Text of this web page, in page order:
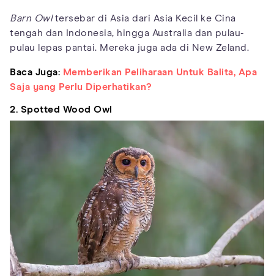
Barn Owltersebar di Asia dari Asia Kecil ke Cina
tengah dan Indonesia, hingga Australia dan pulau-
pulau lepas pantai. Mereka juga ada di New Zeland.
Baca Juga: Memberikan Peliharaan Untuk Balita, Apa
Saja yang Perlu Diperhatikan?
2. Spotted Wood Owl